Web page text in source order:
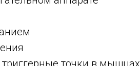
точки в мышцах